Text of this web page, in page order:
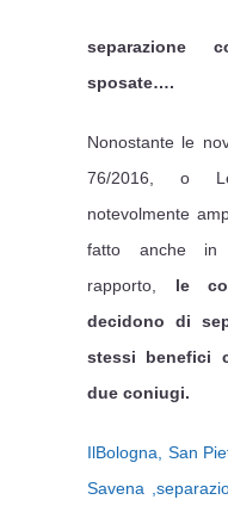
sposate….
Nonostante le
76/2016, o
notevolmente
fatto anche in
rapporto, le
decidono di
stessi benefici
due coniugi.
IlBologna, San
Savena